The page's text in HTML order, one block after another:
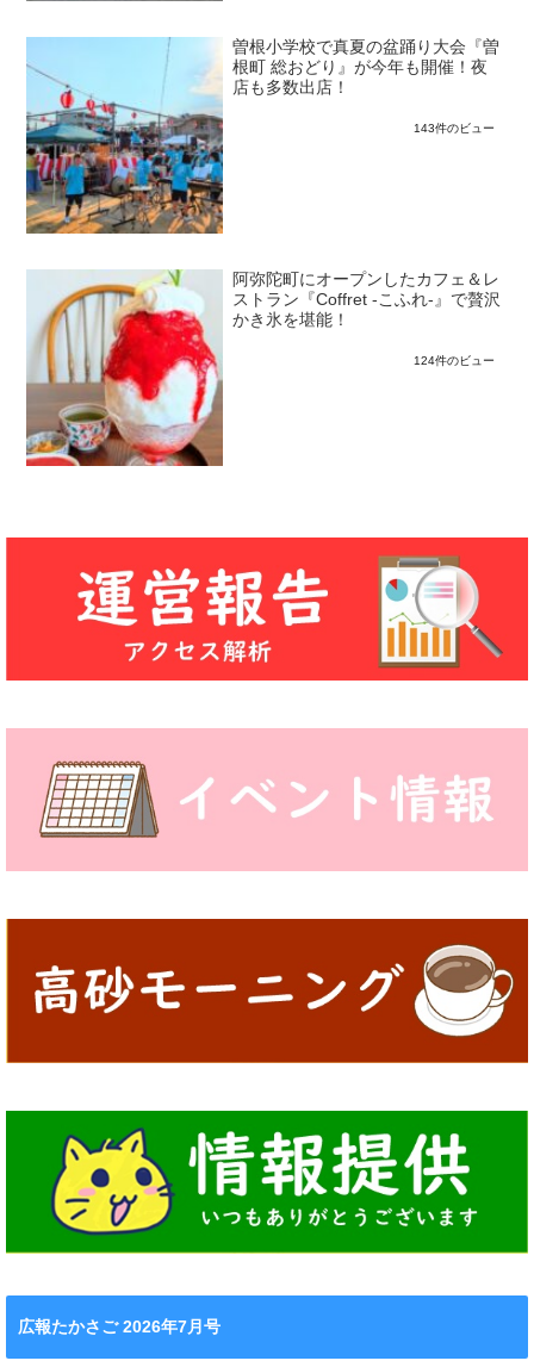
曽根小学校で真夏の盆踊り大会『曽
根町 総おどり』が今年も開催！夜
店も多数出店！
143件のビュー
阿弥陀町にオープンしたカフェ＆レ
ストラン『Coffret -こふれ-』で贅沢
かき氷を堪能！
124件のビュー
広報たかさご 2026年7月号